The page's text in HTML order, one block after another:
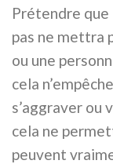
Prétendre que
pas ne mettra
ou une
cela
s’aggraver ou
cela ne
peuvent